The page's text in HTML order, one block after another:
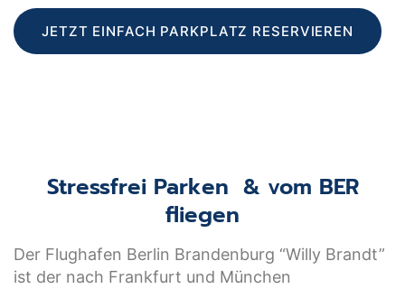
JETZT EINFACH PARKPLATZ RESERVIEREN
Stressfrei Parken & vom BER
fliegen
Der Flughafen Berlin Brandenburg “Willy Brandt”
ist der nach Frankfurt und München